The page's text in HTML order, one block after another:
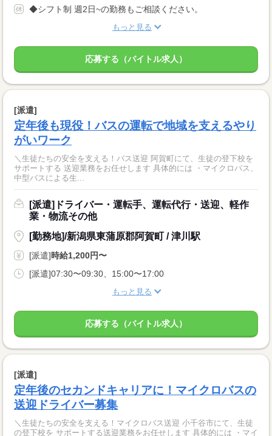
◆シフト制 週2日~の勤務もご相談ください。
もっと見る
応募する（バイトル求人）
[派遣]
定年後も現役！バスの運転で地域を支えるやり
がいワーク
＼生徒たちの安全を支える！バス送迎 阿賀町にて、生徒の登下校を
サポートする 送迎業務をお任せします 具体的には ・マイクロバス、
中型バスによる生...
[派遣]ドライバー・運転手、運転代行・送迎、軽作
業・物流その他
[勤務地]/新潟県東蒲原郡阿賀町 / 津川駅
[派遣]時給1,200円〜
[派遣]07:30〜09:30、15:00〜17:00
もっと見る
応募する（バイトル求人）
[派遣]
定年後のセカンドキャリアに！マイクロバスの
送迎ドライバー募集
＼生徒たちの安全を支える！マイクロバス送迎 小千谷市にて、生徒
の登下校を サポートする送迎業務をお任せします 具体的には ・マイ